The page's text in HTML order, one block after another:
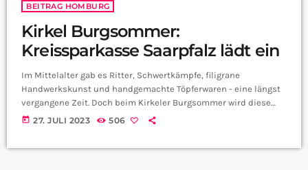
BEITRAG HOMBURG
Kirkel Burgsommer:
Kreissparkasse Saarpfalz lädt ein
Im Mittelalter gab es Ritter, Schwertkämpfe, filigrane
Handwerkskunst und handgemachte Töpferwaren - eine längst
vergangene Zeit. Doch beim Kirkeler Burgsommer wird diese
Zeit wieder lebendig! Vom 24. bis 30. Juli findet das
today 27. JULI 2023 506